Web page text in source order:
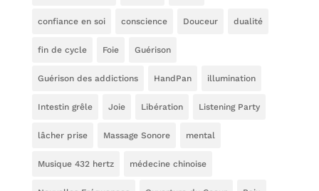
confiance en soi conscience Douceur dualité
fin de cycle Foie Guérison
Guérison des addictions HandPan illumination
Intestin grêle Joie Libération Listening Party
lâcher prise Massage Sonore mental
Musique 432 hertz médecine chinoise